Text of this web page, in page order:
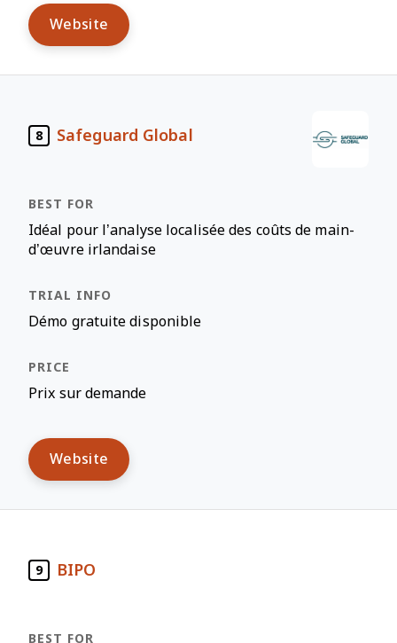
Website
8 Safeguard Global
Idéal pour l’analyse localisée des coûts de main-
d’œuvre irlandaise
Démo gratuite disponible
Prix sur demande
Website
9 BIPO